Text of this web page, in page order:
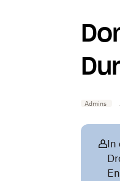
Admins
In